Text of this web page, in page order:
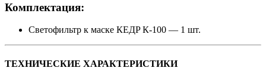
Комплектация:
Светофильтр к маске КЕДP К-100 — 1 шт.
ТЕХНИЧЕСКИЕ ХАРАКТЕРИСТИКИ